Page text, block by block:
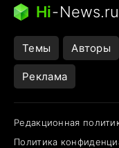
Hi-News.ru
Темы Авторы
Реклама
Редакционная
Политика